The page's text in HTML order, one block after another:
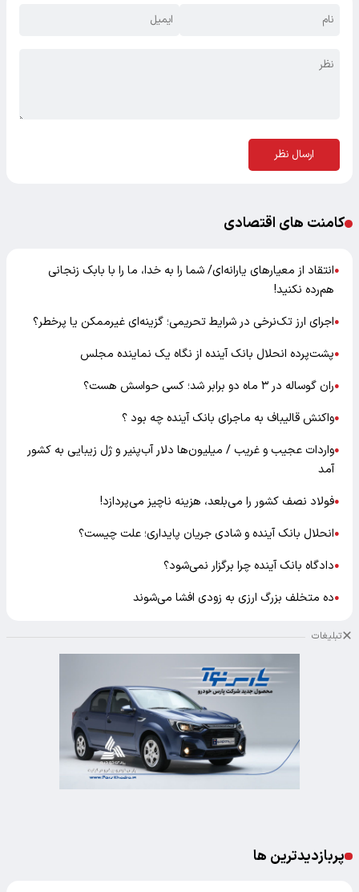
ارسال نظر
کامنت های اقتصادی
●انتقاد از معیارهای یارانه‌ای/ شما را به خدا، ما را با بابک زنجانی
هم‌رده نکنید!
●اجرای ارز تک‌نرخی در شرایط تحریمی؛ گزینه‌ای غیرممکن یا پرخطر؟
●پشت‌پرده انحلال بانک آینده از نگاه یک نماینده مجلس
●ران گوساله در ۳ ماه دو برابر شد؛ کسی حواسش هست؟
●واکنش قالیباف به ماجرای بانک آینده چه بود ؟
●واردات عجیب و غریب / میلیون‌ها دلار آب‌پنیر و ژل زیبایی به کشور
آمد
●فولاد نصف کشور را می‌بلعد، هزینه ناچیز می‌پردازد!
●انحلال بانک آینده و شادی جریان پایداری؛ علت چیست؟
●دادگاه بانک آینده چرا برگزار نمی‌شود؟
●ده متخلف بزرگ ارزی به زودی افشا می‌شوند
تبلیغات
پربازدیدترین ها